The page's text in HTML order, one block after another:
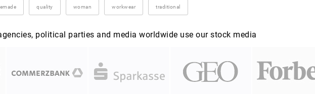
quality woman workwear traditional
political parties and media worldwide use our stock media